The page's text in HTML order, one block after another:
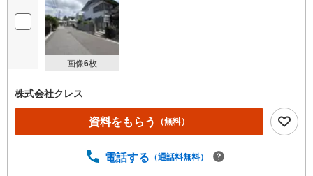
画像6枚
株式会社クレス
資料をもらう （無料）
電話する （通話料無料）